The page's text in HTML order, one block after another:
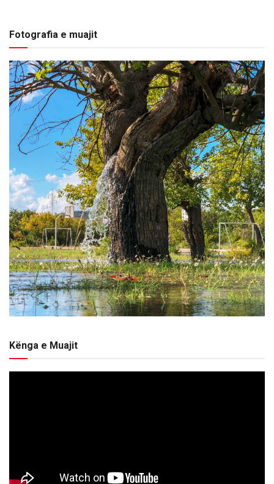
Fotografia e muajit
Kënga e Muajit